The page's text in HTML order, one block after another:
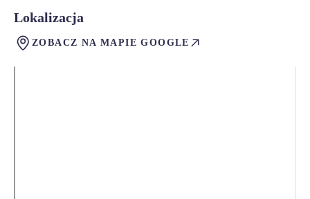
Lokalizacja
ZOBACZ NA MAPIE GOOGLE